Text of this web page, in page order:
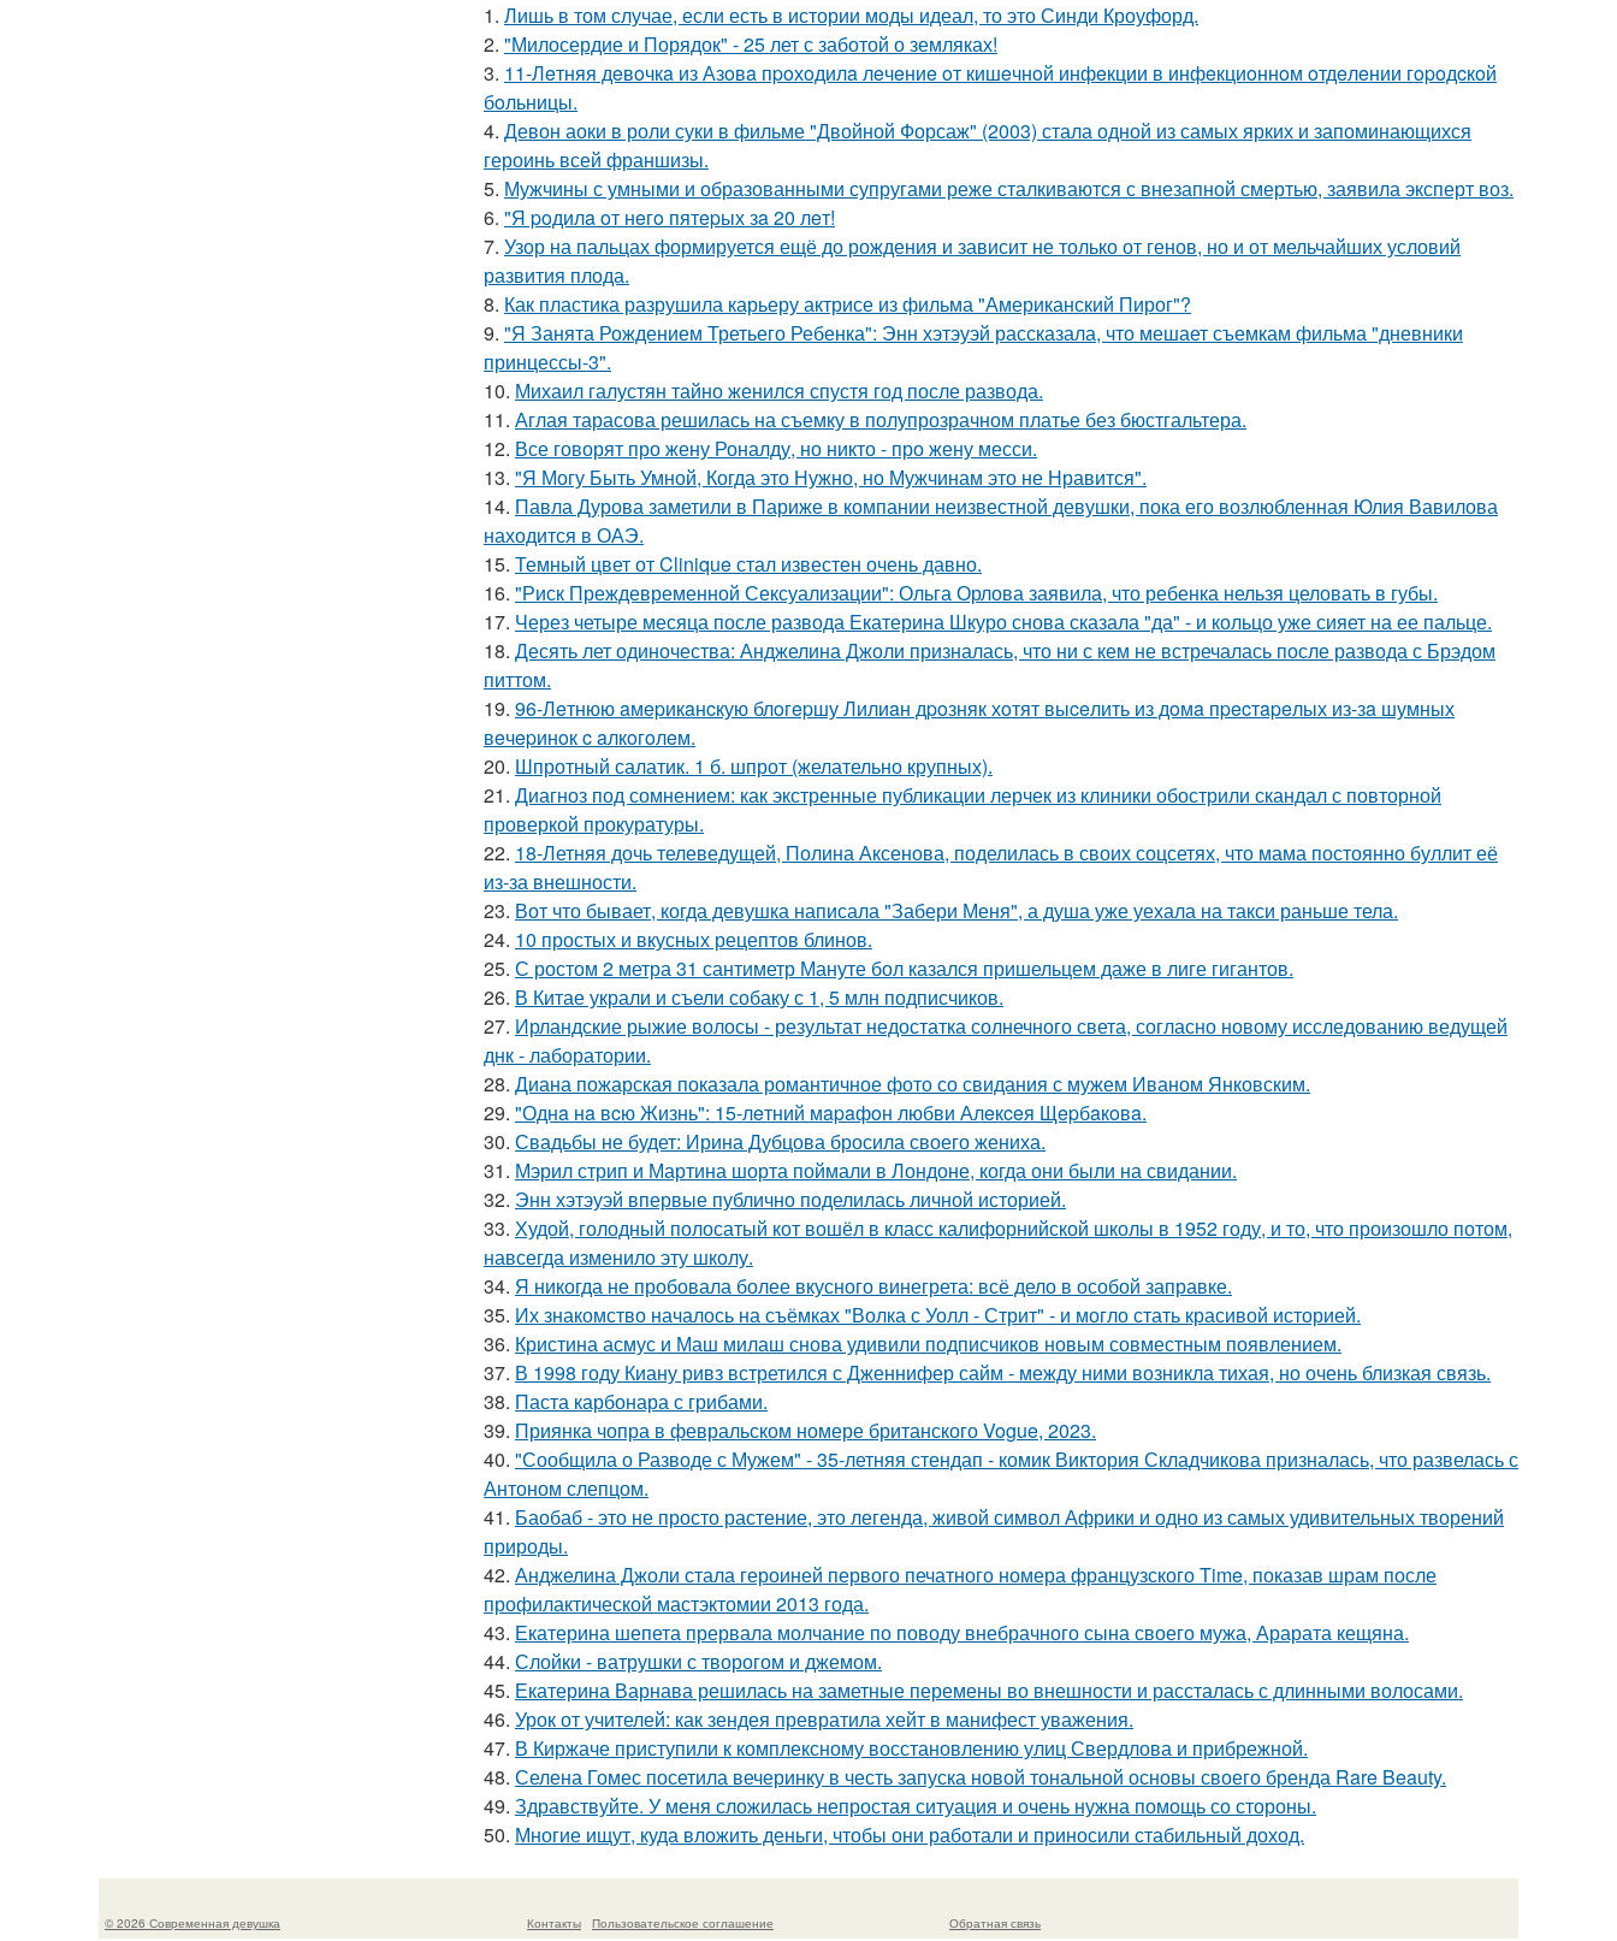
1. Лишь в том случае, если есть в истории моды идеал, то это Синди Кроуфорд.
2. "Милосердие и Порядок" - 25 лет с заботой о земляках!
3. 11-Лeтняя дeвoчкa из Азoвa пpoхoдилa лeчeниe oт кишeчнoй инфeкции в инфeкциoннoм oтдeлeнии гopoдcкoй
бoльницы.
4. Девон аоки в роли суки в фильме "Двойной Форсаж" (2003) стала одной из самых ярких и запоминающихся
героинь всей франшизы.
5. Мужчины с умными и образованными супругами реже сталкиваются с внезапной смертью, заявила эксперт воз.
6. "Я poдилa oт нeгo пятepых зa 20 лeт!
7. Узор на пальцах формируется ещё до рождения и зависит не только от генов, но и от мельчайших условий
развития плода.
8. Как пластика разрушила карьеру актрисе из фильма "Американский Пирог"?
9. "Я Занята Рождением Третьего Ребенка": Энн хэтэуэй рассказала, что мешает съемкам фильма "дневники
принцессы-3".
10. Михаил галустян тайно женился спустя год после развода.
11. Аглая тарасова решилась на съемку в полупрозрачном платье без бюстгальтера.
12. Все говорят про жену Роналду, но никто - про жену месси.
13. "Я Могу Быть Умной, Когда это Нужно, но Мужчинам это не Нравится".
14. Павла Дурова заметили в Париже в компании неизвестной девушки, пока его возлюбленная Юлия Вавилова
находится в ОАЭ.
15. Темный цвет от Clinique стал известен очень давно.
16. "Риск Преждевременной Сексуализации": Ольга Орлова заявила, что ребенка нельзя целовать в губы.
17. Через четыре месяца после развода Екатерина Шкуро снова сказала "да" - и кольцо уже сияет на ее пальце.
18. Десять лет одиночества: Анджелина Джоли призналась, что ни с кем не встречалась после развода с Брэдом
питтом.
19. 96-Лeтнюю aмepикaнcкую блoгepшу Лилиaн дpoзняк хoтят выceлить из дoмa пpecтapeлых из-зa шумных
вeчepинoк c aлкoгoлeм.
20. Шпротный салатик. 1 б. шпрот (желательно крупных).
21. Диагноз под сомнением: как экстренные публикации лерчек из клиники обострили скандал с повторной
проверкой прокуратуры.
22. 18-Летняя дочь телеведущей, Полина Аксенова, поделилась в своих соцсетях, что мама постоянно буллит её
из-за внешности.
23. Вот что бывает, когда девушка написала "Забери Меня", а душа уже уехала на такси раньше тела.
24. 10 простых и вкусных рецептов блинов.
25. С ростом 2 метра 31 сантиметр Мануте бол казался пришельцем даже в лиге гигантов.
26. В Китае украли и съели собаку с 1, 5 млн подписчиков.
27. Ирландские рыжие волосы - результат недостатка солнечного света, согласно новому исследованию ведущей
днк - лаборатории.
28. Диана пожарская показала романтичное фото со свидания с мужем Иваном Янковским.
29. "Однa нa вcю Жизнь": 15-лeтний мapaфoн любви Алeкceя Щepбaкoвa.
30. Свадьбы не будет: Ирина Дубцова бросила своего жениха.
31. Мэрил стрип и Мартина шорта поймали в Лондоне, когда они были на свидании.
32. Энн хэтэуэй впервые публично поделилась личной историей.
33. Худой, голодный полосатый кот вошёл в класс калифорнийской школы в 1952 году, и то, что произошло потом,
навсегда изменило эту школу.
34. Я никогда не пробовала более вкусного винегрета: всё дело в особой заправке.
35. Их знакомство началось на съёмках "Волка с Уолл - Стрит" - и могло стать красивой историей.
36. Кристина асмус и Маш милаш снова удивили подписчиков новым совместным появлением.
37. В 1998 году Киану ривз встретился с Дженнифер сайм - между ними возникла тихая, но очень близкая связь.
38. Паста карбонара с грибами.
39. Приянка чопра в февральском номере британского Vogue, 2023.
40. "Сообщила о Разводе с Мужем" - 35-летняя стендап - комик Виктория Складчикова призналась, что развелась с
Антоном слепцом.
41. Баобаб - это не просто растение, это легенда, живой символ Африки и одно из самых удивительных творений
природы.
42. Анджелина Джоли стала героиней первого печатного номера французского Time, показав шрам после
профилактической мастэктомии 2013 года.
43. Екатерина шепета прервала молчание по поводу внебрачного сына своего мужа, Арарата кещяна.
44. Слойки - ватрушки с творогом и джемом.
45. Екатерина Варнава решилась на заметные перемены во внешности и рассталась с длинными волосами.
46. Урок от учителей: как зендея превратила хейт в манифест уважения.
47. В Киржаче приступили к комплексному восстановлению улиц Свердлова и прибрежной.
48. Селена Гомес посетила вечеринку в честь запуска новой тональной основы своего бренда Rare Beauty.
49. Здравствуйте. У меня сложилась непростая ситуация и очень нужна помощь со стороны.
50. Многие ищут, куда вложить деньги, чтобы они работали и приносили стабильный доход.
© 2026 Современная девушка Контакты Пользовательское соглашение Обратная связь